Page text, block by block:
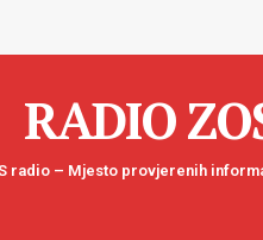
RADIO
radio – Mjesto provjerenih